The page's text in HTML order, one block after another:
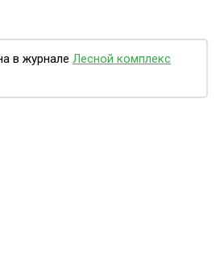
в журнале Лесной комплекс